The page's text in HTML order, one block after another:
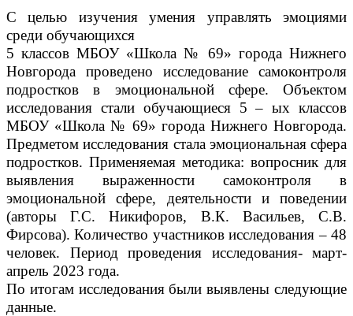
С целью изучения умения управлять эмоциями
среди обучающихся
5 классов МБОУ «Школа № 69» города Нижнего
Новгорода проведено исследование самоконтроля
подростков в эмоциональной сфере. Объектом
исследования стали обучающиеся 5 – ых классов
МБОУ «Школа № 69» города Нижнего Новгорода.
Предметом исследования стала эмоциональная сфера
подростков. Применяемая методика: вопросник для
выявления выраженности самоконтроля в
эмоциональной сфере, деятельности и поведении
(авторы Г.С. Никифоров, В.К. Васильев, С.В.
Фирсова). Количество участников исследования – 48
человек. Период проведения исследования- март-
апрель 2023 года.
По итогам исследования были выявлены следующие
данные.